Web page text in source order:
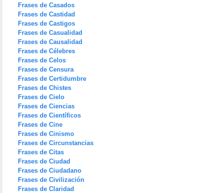
Frases de Casados
Frases de Castidad
Frases de Castigos
Frases de Casualidad
Frases de Causalidad
Frases de Célebres
Frases de Celos
Frases de Censura
Frases de Certidumbre
Frases de Chistes
Frases de Cielo
Frases de Ciencias
Frases de Científicos
Frases de Cine
Frases de Cinismo
Frases de Circunstancias
Frases de Citas
Frases de Ciudad
Frases de Ciudadano
Frases de Civilización
Frases de Claridad